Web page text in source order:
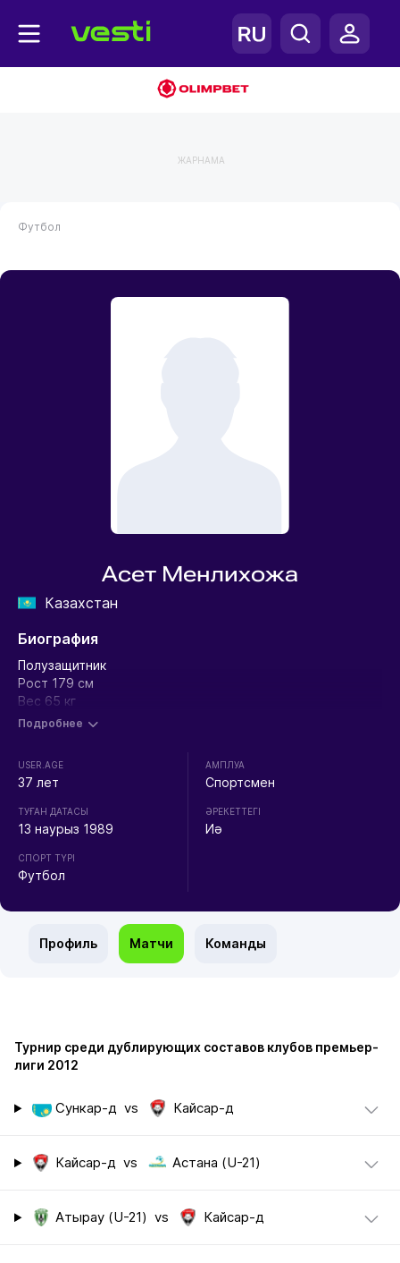
ЖАРНАМА
Футбол
Асет Менлихожа
Казахстан
Биография
Полузащитник
Рост 179 см
Вес 65 кг
Подробнее
USER.AGE
37 лет
ТУҒАН ДАТАСЫ
13 наурыз 1989
СПОРТ ТҮРІ
Футбол
АМПЛУА
Спортсмен
ӘРЕКЕТТЕГІ
Иә
Профиль Матчи Команды
Турнир среди дублирующих составов клубов премьер-
лиги 2012
Сункар-д vs Кайсар-д
Кайсар-д vs Астана (U-21)
Атырау (U-21) vs Кайсар-д